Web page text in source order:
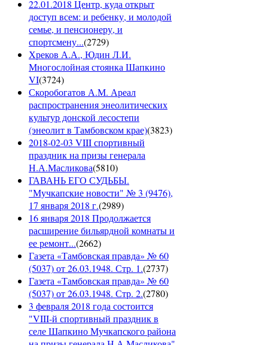
22.01.2018 Центр, куда открыт
доступ всем: и ребенку, и молодой
семье, и пенсионеру, и
спортсмену...(2729)
Хреков А.А., Юдин Л.И.
Многослойная стоянка Шапкино
VI(3724)
Скоробогатов А.М. Ареал
распространения энеолитических
культур донской лесостепи
(энеолит в Тамбовском крае)(3823)
2018-02-03 VIII спортивный
праздник на призы генерала
Н.А.Масликова(5810)
ГАВАНЬ ЕГО СУДЬБЫ.
"Мучкапские новости" № 3 (9476),
17 января 2018 г.(2989)
16 января 2018 Продолжается
расширение бильярдной комнаты и
ее ремонт...(2662)
Газета «Тамбовская правда» № 60
(5037) от 26.03.1948. Стр. 1.(2737)
Газета «Тамбовская правда» № 60
(5037) от 26.03.1948. Стр. 2.(2780)
3 февраля 2018 года состоится
"VIII-й спортивный праздник в
селе Шапкино Мучкапского района